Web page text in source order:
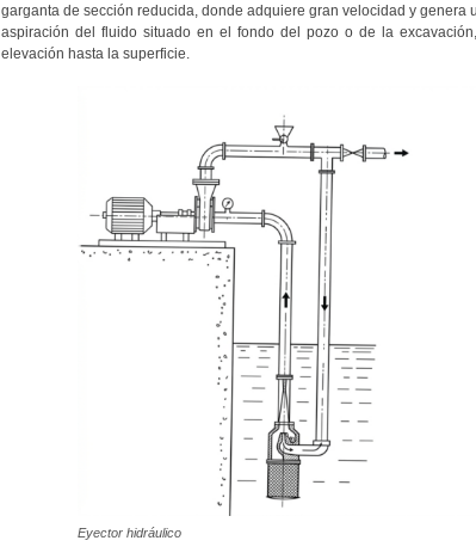
garganta de sección reducida, donde adquiere gran velocidad y
aspiración del fluido situado en el fondo del pozo o de la
elevación hasta la superficie.
Eyector hidráulico